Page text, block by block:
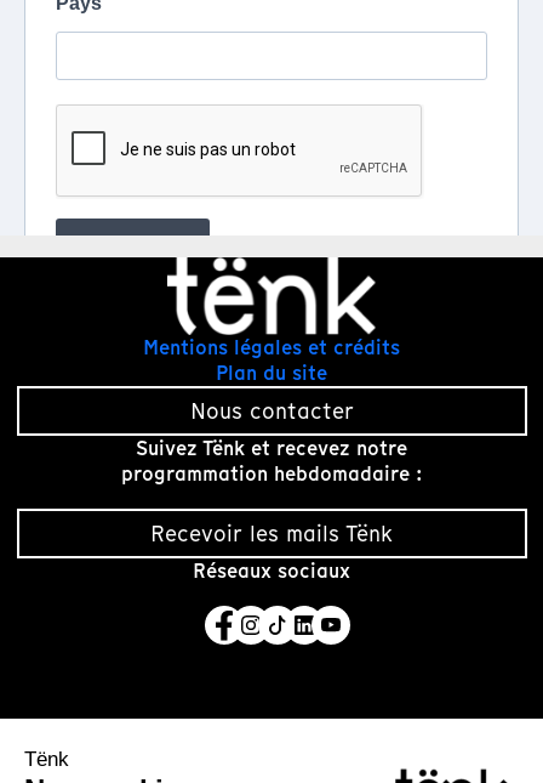
Mentions légales et crédits
Plan du site
Nous contacter
Suivez Tënk et recevez notre
programmation hebdomadaire :
Recevoir les mails Tënk
Réseaux sociaux